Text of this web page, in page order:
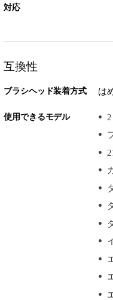
対応
互換性
ブラシヘッド装着方式 は
使用できるモデル